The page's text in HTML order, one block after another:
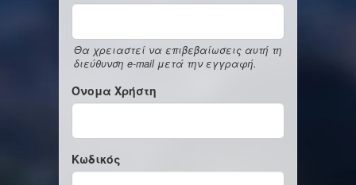
Θα χρειαστεί να επιβεβαίωσεις αυτή τη
διεύθυνση e-mail μετά την εγγραφή.
Όνομα Χρήστη
Κωδικός